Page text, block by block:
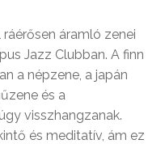
áramló zenei
Jazz Clubban. A finn
a népzene, a japán
és a
visszhangzanak.
és meditatív, ám ez